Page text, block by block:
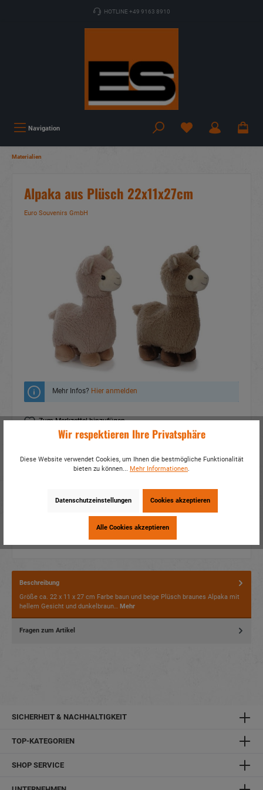
HOTLINE +49 9163 8910
Navigation
Materialien
Alpaka aus Plüsch 22x11x27cm
Euro Souvenirs GmbH
Mehr Infos? Hier anmelden
Zum Merkzettel hinzufügen
33158
Beschreibung
Größe ca. 22 x 11 x 27 cm Farbe baun und beige Plüsch braunes Alpaka mit
hellem Gesicht und dunkelbraun… Mehr
Fragen zum Artikel
SICHERHEIT & NACHHALTIGKEIT
TOP-KATEGORIEN
SHOP SERVICE
Wir respektieren Ihre Privatsphäre
Diese Website verwendet Cookies, um Ihnen die bestmögliche Funktionalität
bieten zu können... Mehr Informationen.
Datenschutzeinstellungen Cookies akzeptieren
Alle Cookies akzeptieren